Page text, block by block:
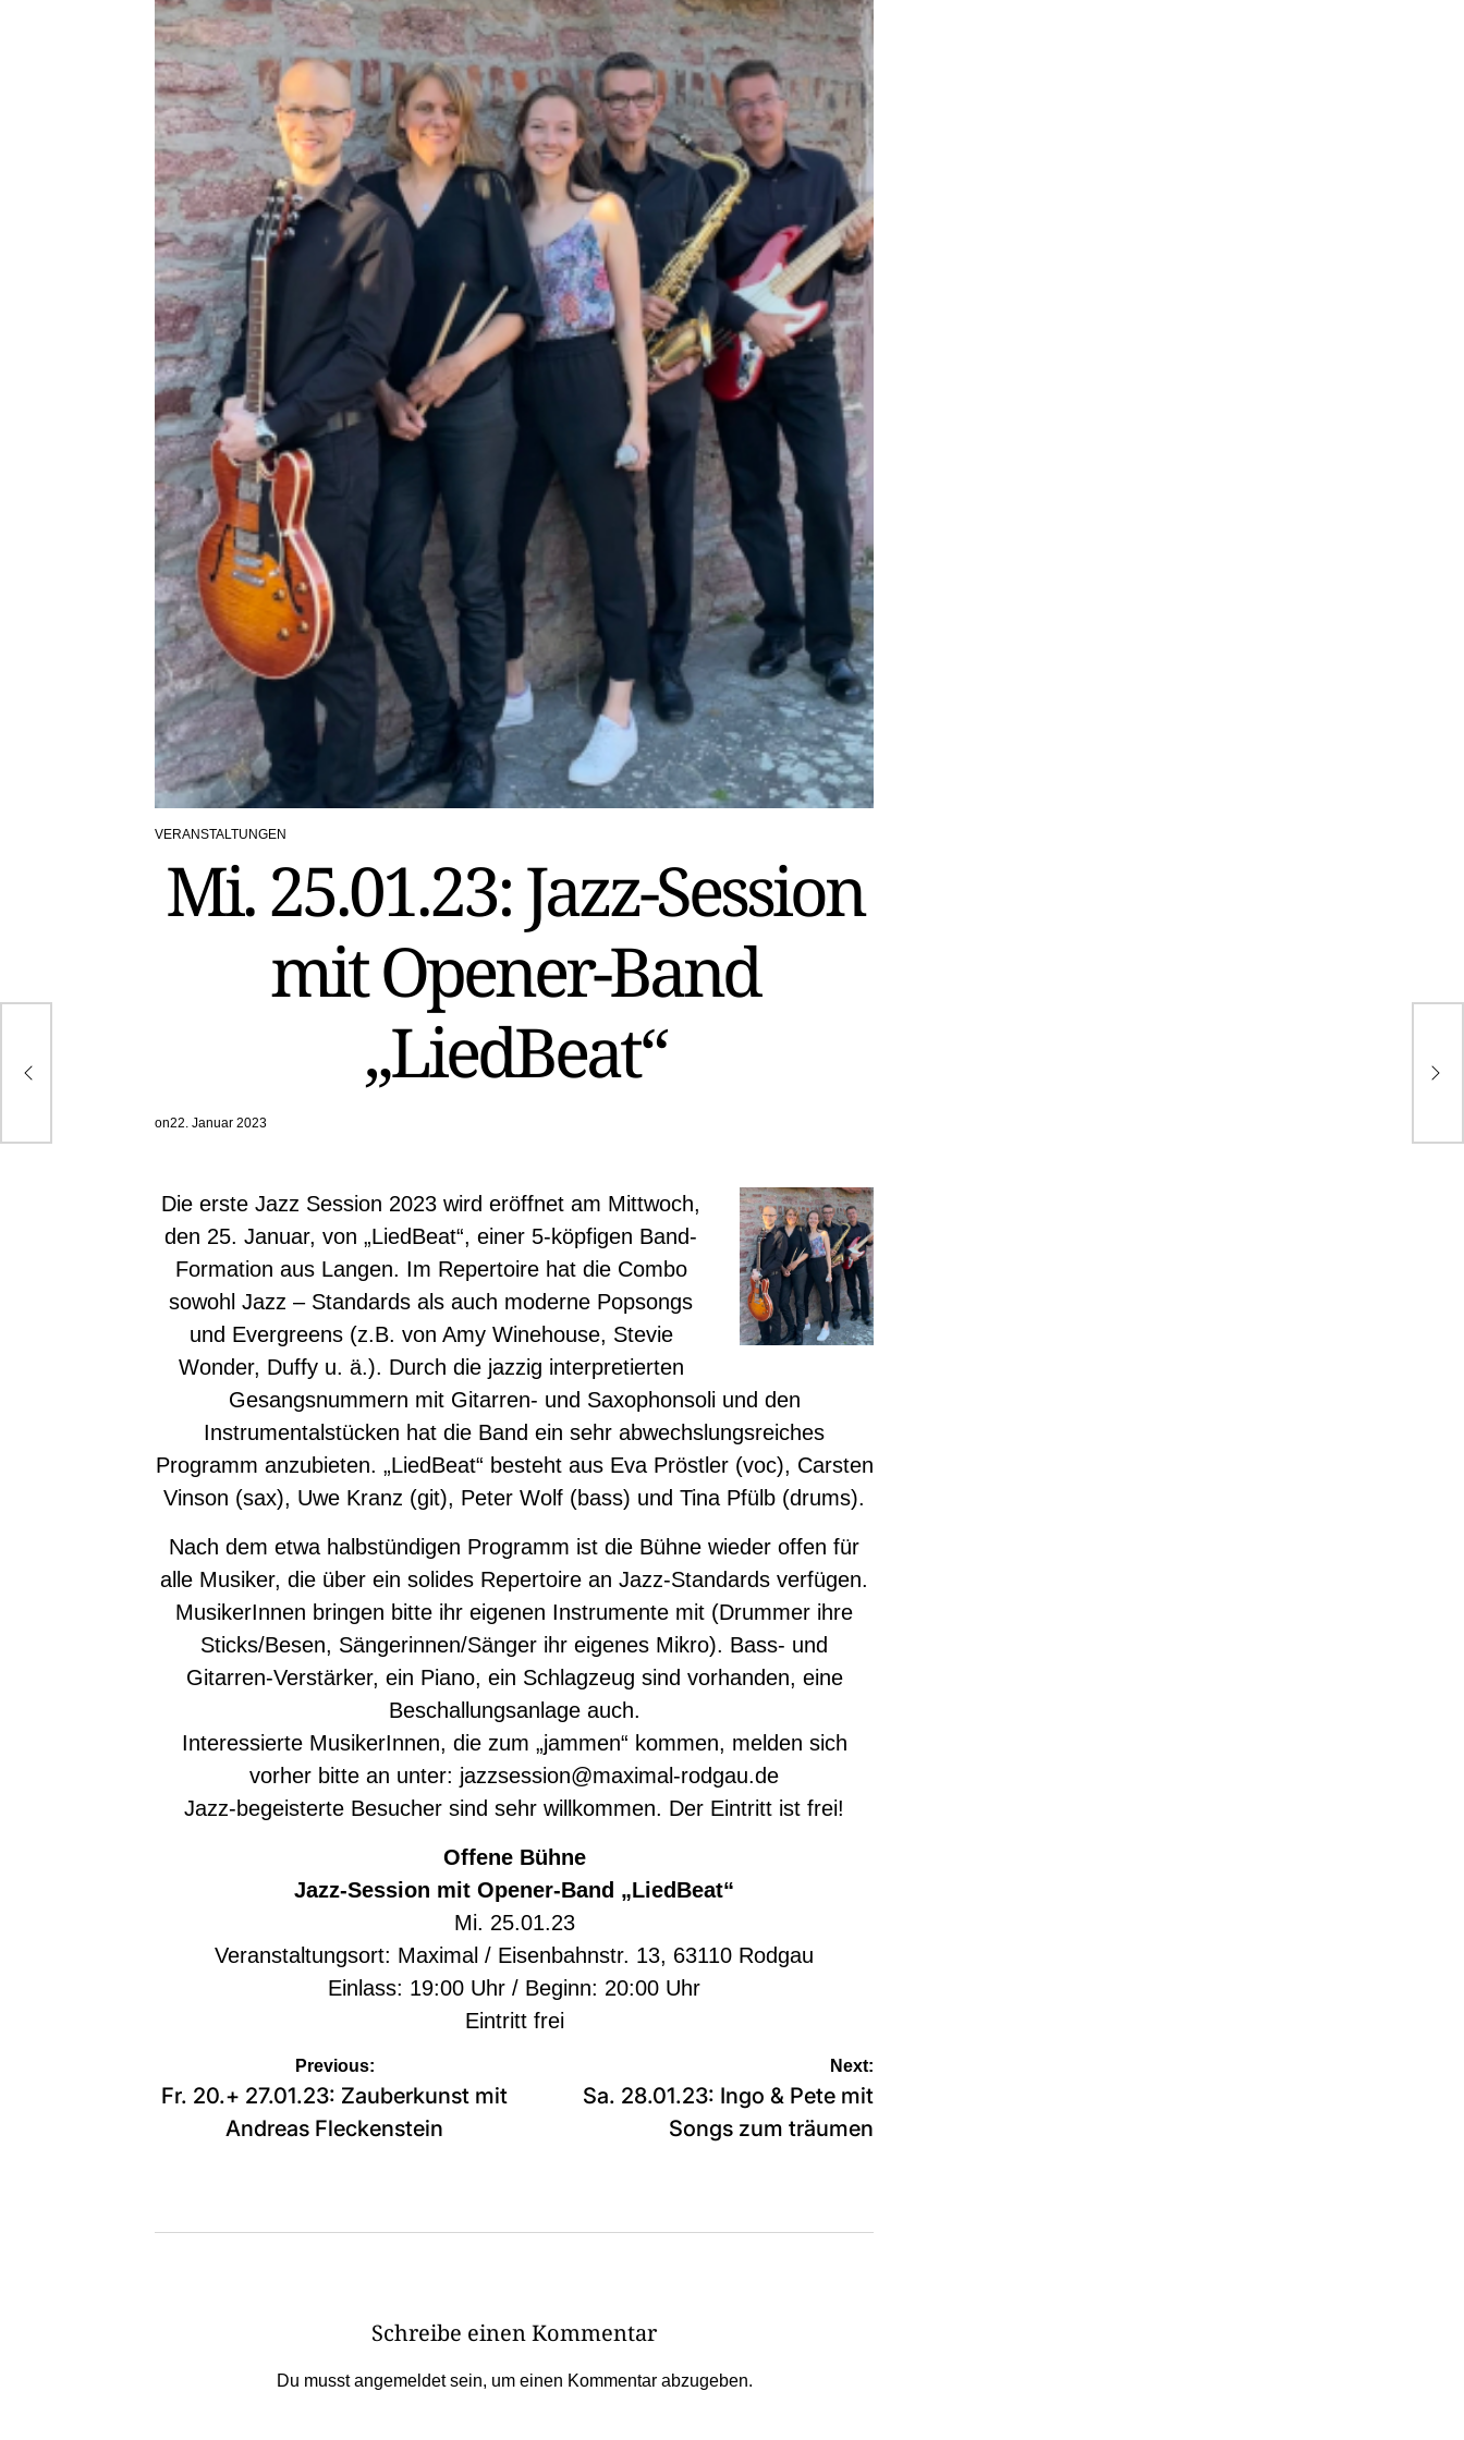
POSTED
VERANSTALTUNGEN
Mi. 25.01.23: Jazz-Session
mit Opener-Band
„LiedBeat“
on22. Januar 2023
Die erste Jazz Session 2023 wird eröffnet am Mittwoch,
den 25. Januar, von „LiedBeat“, einer 5-köpfigen Band-
Formation aus Langen. Im Repertoire hat die Combo
sowohl Jazz – Standards als auch moderne Popsongs
und Evergreens (z.B. von Amy Winehouse, Stevie
Wonder, Duffy u. ä.). Durch die jazzig interpretierten
Gesangsnummern mit Gitarren- und Saxophonsoli und den
Instrumentalstücken hat die Band ein sehr abwechslungsreiches
Programm anzubieten. „LiedBeat“ besteht aus Eva Pröstler (voc), Carsten
Vinson (sax), Uwe Kranz (git), Peter Wolf (bass) und Tina Pfülb (drums).
Nach dem etwa halbstündigen Programm ist die Bühne wieder offen für
alle Musiker, die über ein solides Repertoire an Jazz-Standards verfügen.
MusikerInnen bringen bitte ihr eigenen Instrumente mit (Drummer ihre
Sticks/Besen, Sängerinnen/Sänger ihr eigenes Mikro). Bass- und
Gitarren-Verstärker, ein Piano, ein Schlagzeug sind vorhanden, eine
Beschallungsanlage auch.
Interessierte MusikerInnen, die zum „jammen“ kommen, melden sich
vorher bitte an unter: jazzsession@maximal-rodgau.de
Jazz-begeisterte Besucher sind sehr willkommen. Der Eintritt ist frei!
Offene Bühne
Jazz-Session mit Opener-Band „LiedBeat“
Mi. 25.01.23
Veranstaltungsort: Maximal / Eisenbahnstr. 13, 63110 Rodgau
Einlass: 19:00 Uhr / Beginn: 20:00 Uhr
Eintritt frei
Beitragsnavigation
Previous:
Fr. 20.+ 27.01.23: Zauberkunst mit
Andreas Fleckenstein
Next:
Sa. 28.01.23: Ingo & Pete mit
Songs zum träumen
Schreibe einen Kommentar
Du musstangemeldetsein, um einen Kommentar abzugeben.